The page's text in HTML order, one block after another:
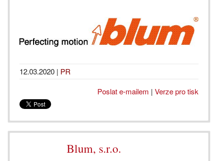
12.03.2020 | PR
Poslat e-mailem | Verze pro tisk
Blum, s.r.o.